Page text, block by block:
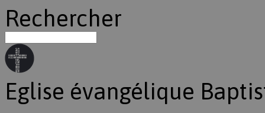
Rechercher
Eglise évangélique